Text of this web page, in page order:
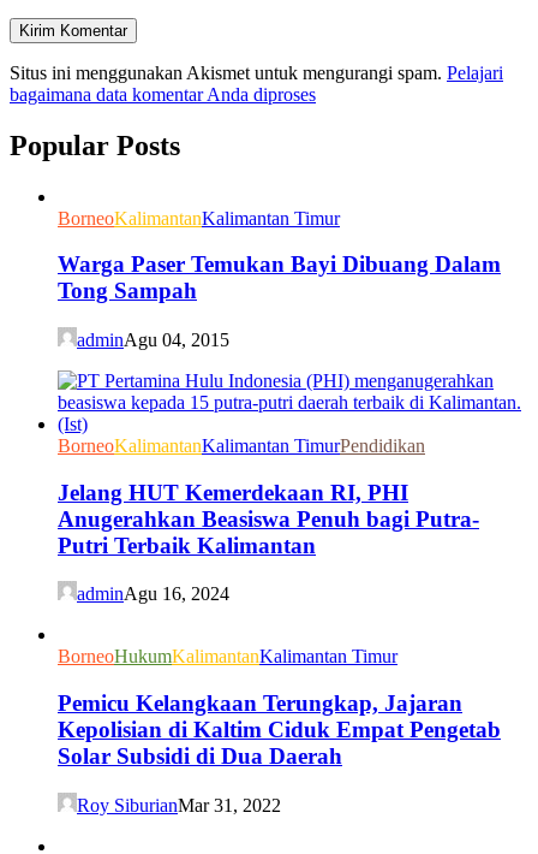
Situs ini menggunakan Akismet untuk mengurangi spam. Pelajari
bagaimana data komentar Anda diproses
Popular Posts
BorneoKalimantanKalimantan Timur
Warga Paser Temukan Bayi Dibuang Dalam
Tong Sampah
adminAgu 04, 2015
BorneoKalimantanKalimantan TimurPendidikan
Jelang HUT Kemerdekaan RI, PHI
Anugerahkan Beasiswa Penuh bagi Putra-
Putri Terbaik Kalimantan
adminAgu 16, 2024
BorneoHukumKalimantanKalimantan Timur
Pemicu Kelangkaan Terungkap, Jajaran
Kepolisian di Kaltim Ciduk Empat Pengetab
Solar Subsidi di Dua Daerah
Roy SiburianMar 31, 2022